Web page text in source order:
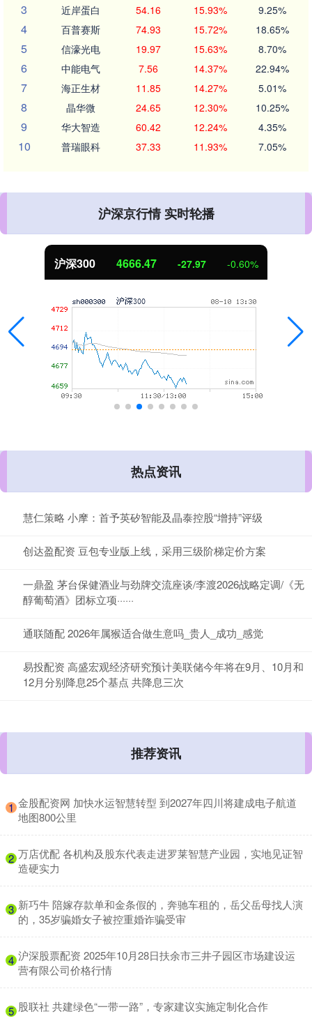
3 近岸蛋白 54.16 15.93% 9.25%
4 百普赛斯 74.93 15.72% 18.65%
5 信濠光电 19.97 15.63% 8.70%
6 中能电气 7.56 14.37% 22.94%
7 海正生材 11.85 14.27% 5.01%
8 晶华微 24.65 12.30% 10.25%
9 华大智造 60.42 12.24% 4.35%
10 普瑞眼科 37.33 11.93% 7.05%
沪深京行情 实时轮播
沪深300 4666.47 -27.97 -0.60%
热点资讯
慧仁策略 小摩：首予英矽智能及晶泰控股“增持”评级
创达盈配资 豆包专业版上线，采用三级阶梯定价方案
一鼎盈 茅台保健酒业与劲牌交流座谈/李渡2026战略定调/《无
醇葡萄酒》团标立项······
通联随配 2026年属猴适合做生意吗_贵人_成功_感觉
易投配资 高盛宏观经济研究预计美联储今年将在9月、10月和
12月分别降息25个基点 共降息三次
推荐资讯
1 ​金股配资网 加快水运智慧转型 到2027年四川将建成电子航道
地图800公里
2 ​万店优配 各机构及股东代表走进罗莱智慧产业园，实地见证智
造硬实力
3 ​新巧牛 陪嫁存款单和金条假的，奔驰车租的，岳父岳母找人演
的，35岁骗婚女子被控重婚诈骗受审
4 ​沪深股票配资 2025年10月28日扶余市三井子园区市场建设运
营有限公司价格行情
5 ​股联社 共建绿色“一带一路”，专家建议实施定制化合作